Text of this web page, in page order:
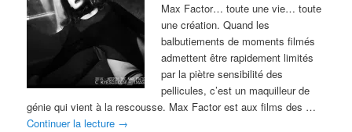
Max Factor… toute une vie… toute
une création. Quand les
balbutiements de moments filmés
admettent être rapidement limités
par la piètre sensibilité des
pellicules, c’est un maquilleur de
génie qui vient à la rescousse. Max Factor est aux films des …
Continuer la lecture →